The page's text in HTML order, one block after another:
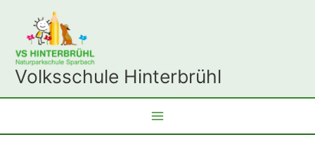
springen
Volksschule Hinterbrühl